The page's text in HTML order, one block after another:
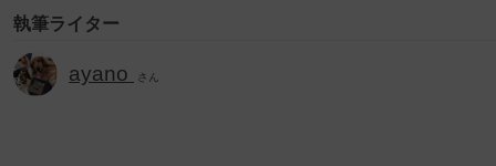
執筆ライター
ayano さん